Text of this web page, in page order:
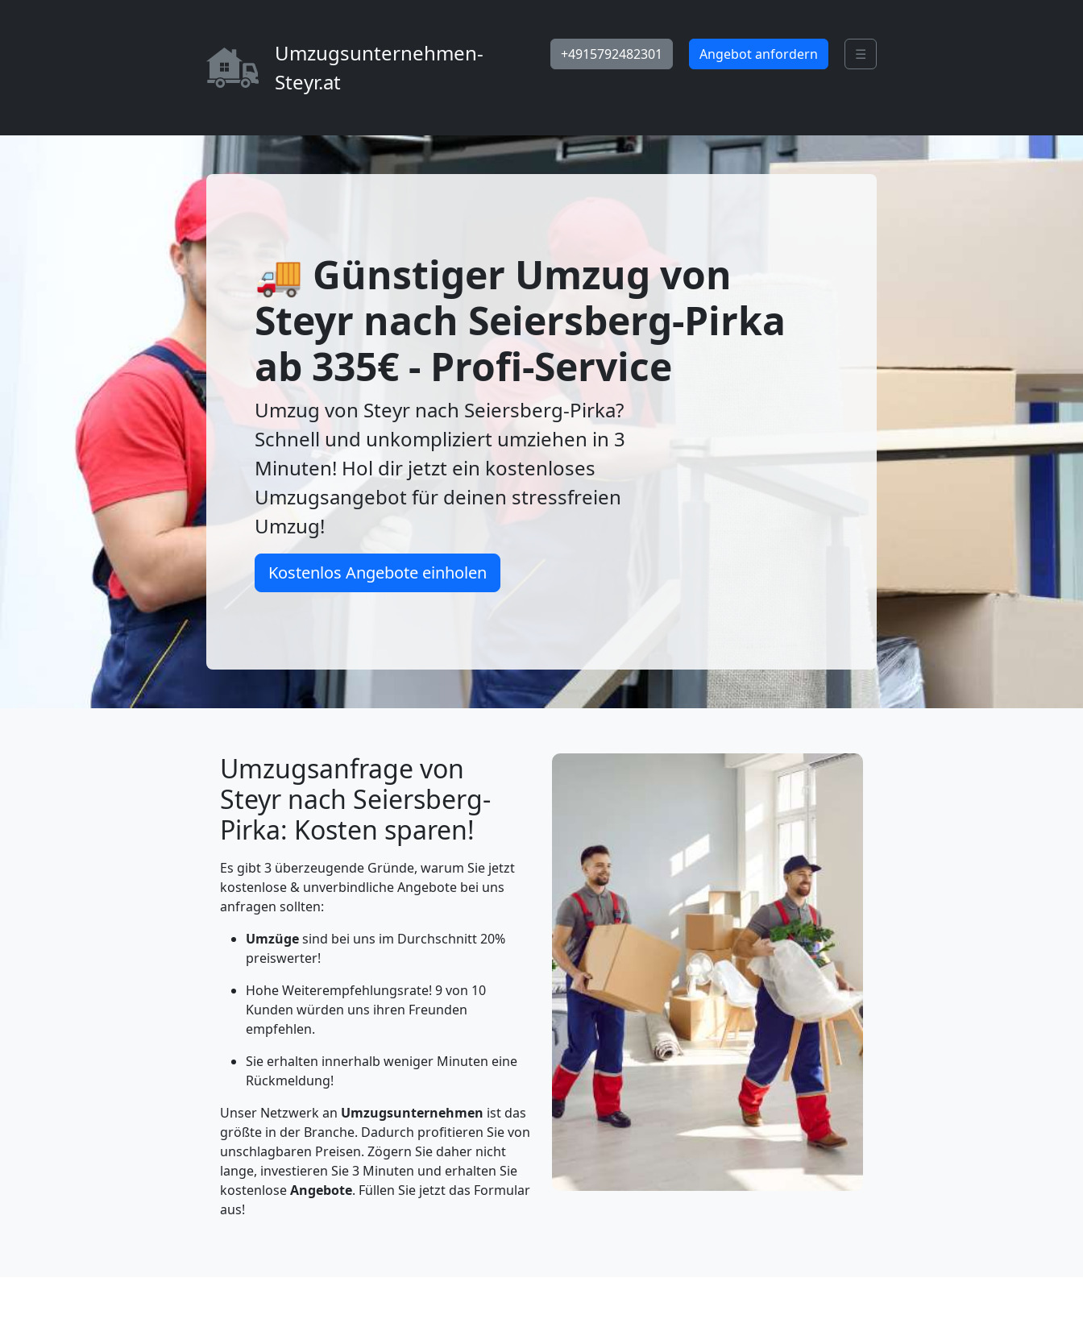
Umzugsunternehmen-
Steyr.at
+4915792482301 Angebot anfordern ☰
🚚 Günstiger Umzug von
Steyr nach Seiersberg-Pirka
ab 335€ - Profi-Service
Umzug von Steyr nach Seiersberg-Pirka?
Schnell und unkompliziert umziehen in 3
Minuten! Hol dir jetzt ein kostenloses
Umzugsangebot für deinen stressfreien
Umzug!
Kostenlos Angebote einholen
Umzugsanfrage von
Steyr nach Seiersberg-
Pirka: Kosten sparen!
Es gibt 3 überzeugende Gründe, warum Sie jetzt
kostenlose & unverbindliche Angebote bei uns
anfragen sollten:
Umzügesind bei uns im Durchschnitt 20%
preiswerter!
Hohe Weiterempfehlungsrate! 9 von 10
Kunden würden uns ihren Freunden
empfehlen.
Sie erhalten innerhalb weniger Minuten eine
Rückmeldung!
Unser Netzwerk an Umzugsunternehmen ist das
größte in der Branche. Dadurch profitieren Sie von
unschlagbaren Preisen. Zögern Sie daher nicht
lange, investieren Sie 3 Minuten und erhalten Sie
kostenloseAngebote. Füllen Sie jetzt das Formular
aus!